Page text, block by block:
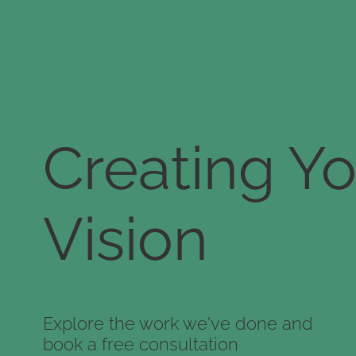
Creating
Vision
Explore the work we've done and
book a free consultation